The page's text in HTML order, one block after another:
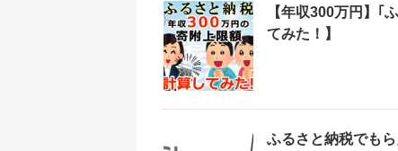
【年収300万円】｢
てみた！】
ふるさと納税でも